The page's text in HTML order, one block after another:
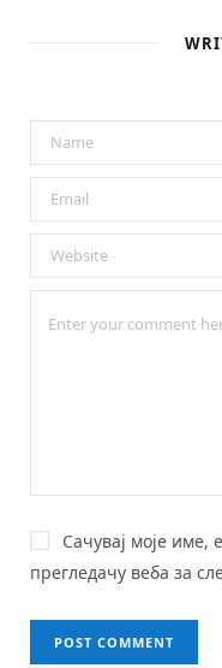
Сачувај моје име,
прегледачу веба за